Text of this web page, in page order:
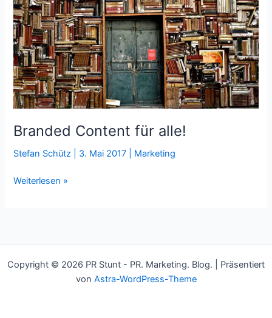
Branded Content für alle!
Stefan Schütz 3. Mai 2017 Marketing
Branded
Weiterlesen »
Copyright © 2026 PR Stunt - PR. Marketing. Blog. | Präsentiert
von Astra-WordPress-Theme